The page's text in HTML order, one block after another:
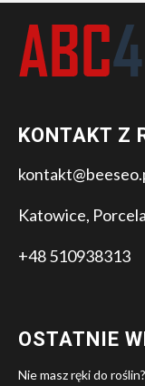
KONTAKT Z
Katowice,
+48 510938313
OSTATNIE
Nie masz ręki do